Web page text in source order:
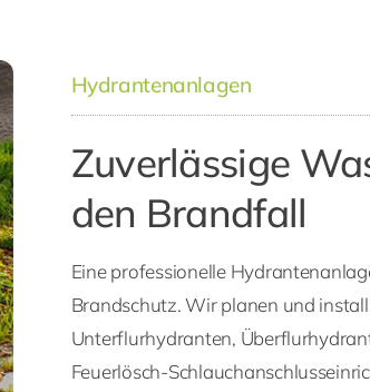
Hydrantenanlagen
Zuverlässige
den Brandfall
Eine professionelle
Brandschutz. Wir planen und
Unterflurhydranten,
Feuerlösch-